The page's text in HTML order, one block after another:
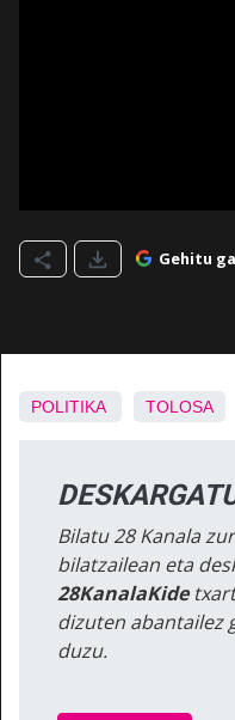
Gehitu
POLITIKA TOLOSA
Bilatu 28 Kanala
bilatzailean eta
28KanalaKide
dizuten abantailez
duzu.